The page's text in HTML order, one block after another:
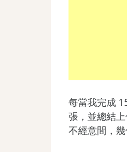
每當我完成
張，並總結上
不經意間，